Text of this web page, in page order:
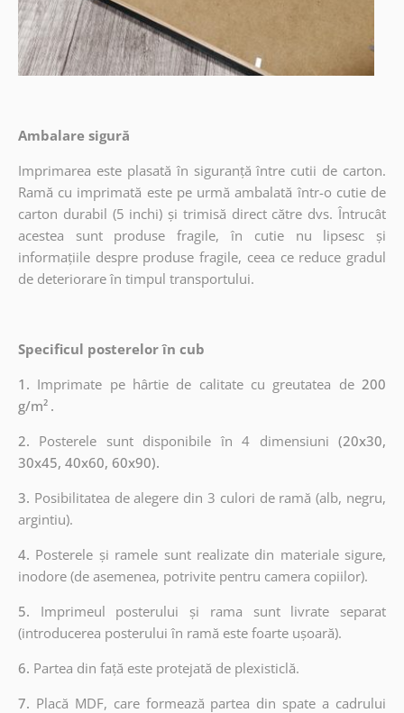
Ambalare sigură
Imprimarea este plasată în siguranță între cutii de carton.
Ramă cu imprimată este pe urmă ambalată într-o cutie de
carton durabil (5 inchi) și trimisă direct către dvs. Întrucât
acestea sunt produse fragile, în cutie nu lipsesc și
informațiile despre produse fragile, ceea ce reduce gradul
de deteriorare în timpul transportului.
Specificul posterelor în cub
1. Imprimate pe hârtie de calitate cu greutatea de200
g/m² .
2. Posterele sunt disponibile în 4 dimensiuni (20x30,
30x45, 40x60, 60x90).
3. Posibilitatea de alegere din 3 culori de ramă (alb, negru,
argintiu).
4. Posterele și ramele sunt realizate din materiale sigure,
inodore (de asemenea, potrivite pentru camera copiilor).
5. Imprimeul posterului și rama sunt livrate separat
(introducerea posterului în ramă este foarte ușoară).
6. Partea din față este protejată de plexisticlă.
7. Placă MDF, care formează partea din spate a cadrului